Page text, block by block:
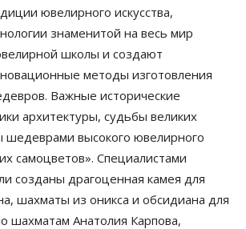
ювелирного искусства,
знаменитой на весь мир
школы и создают
методы изготовления
Важные исторические
архитектуры, судьбы великих
высокого ювелирного
самоцветов». Специалистами
созданы драгоценная камея для
шахматы из оникса и обсидиана для
шахматам Анатолия Карпова,